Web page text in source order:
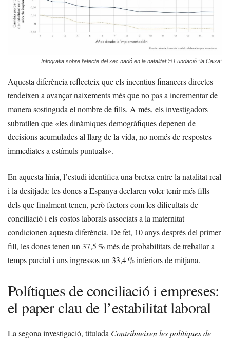
Infografia sobre l’efecte del xec nadó en la natalitat.© Fundació ”la Caixa”
Aquesta diferència reflecteix que els incentius financers directes
tendeixen a avançar naixements més que no pas a incrementar de
manera sostinguda el nombre de fills. A més, els investigadors
subratllen que «les dinàmiques demogràfiques depenen de
decisions acumulades al llarg de la vida, no només de respostes
immediates a estímuls puntuals».
En aquesta línia, l’estudi identifica una bretxa entre la natalitat real
i la desitjada: les dones a Espanya declaren voler tenir més fills
dels que finalment tenen, però factors com les dificultats de
conciliació i els costos laborals associats a la maternitat
condicionen aquesta diferència. De fet, 10 anys després del primer
fill, les dones tenen un 37,5 % més de probabilitats de treballar a
temps parcial i uns ingressos un 33,4 % inferiors de mitjana.
Polítiques de conciliació i empreses:
el paper clau de l’estabilitat laboral
La segona investigació, titulada Contribueixen les polítiques de